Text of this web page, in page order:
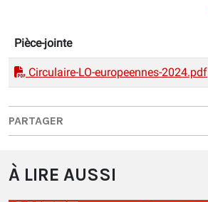
Pièce-jointe
Circulaire-LO-europeennes-2024.pdf
PARTAGER
À LIRE AUSSI